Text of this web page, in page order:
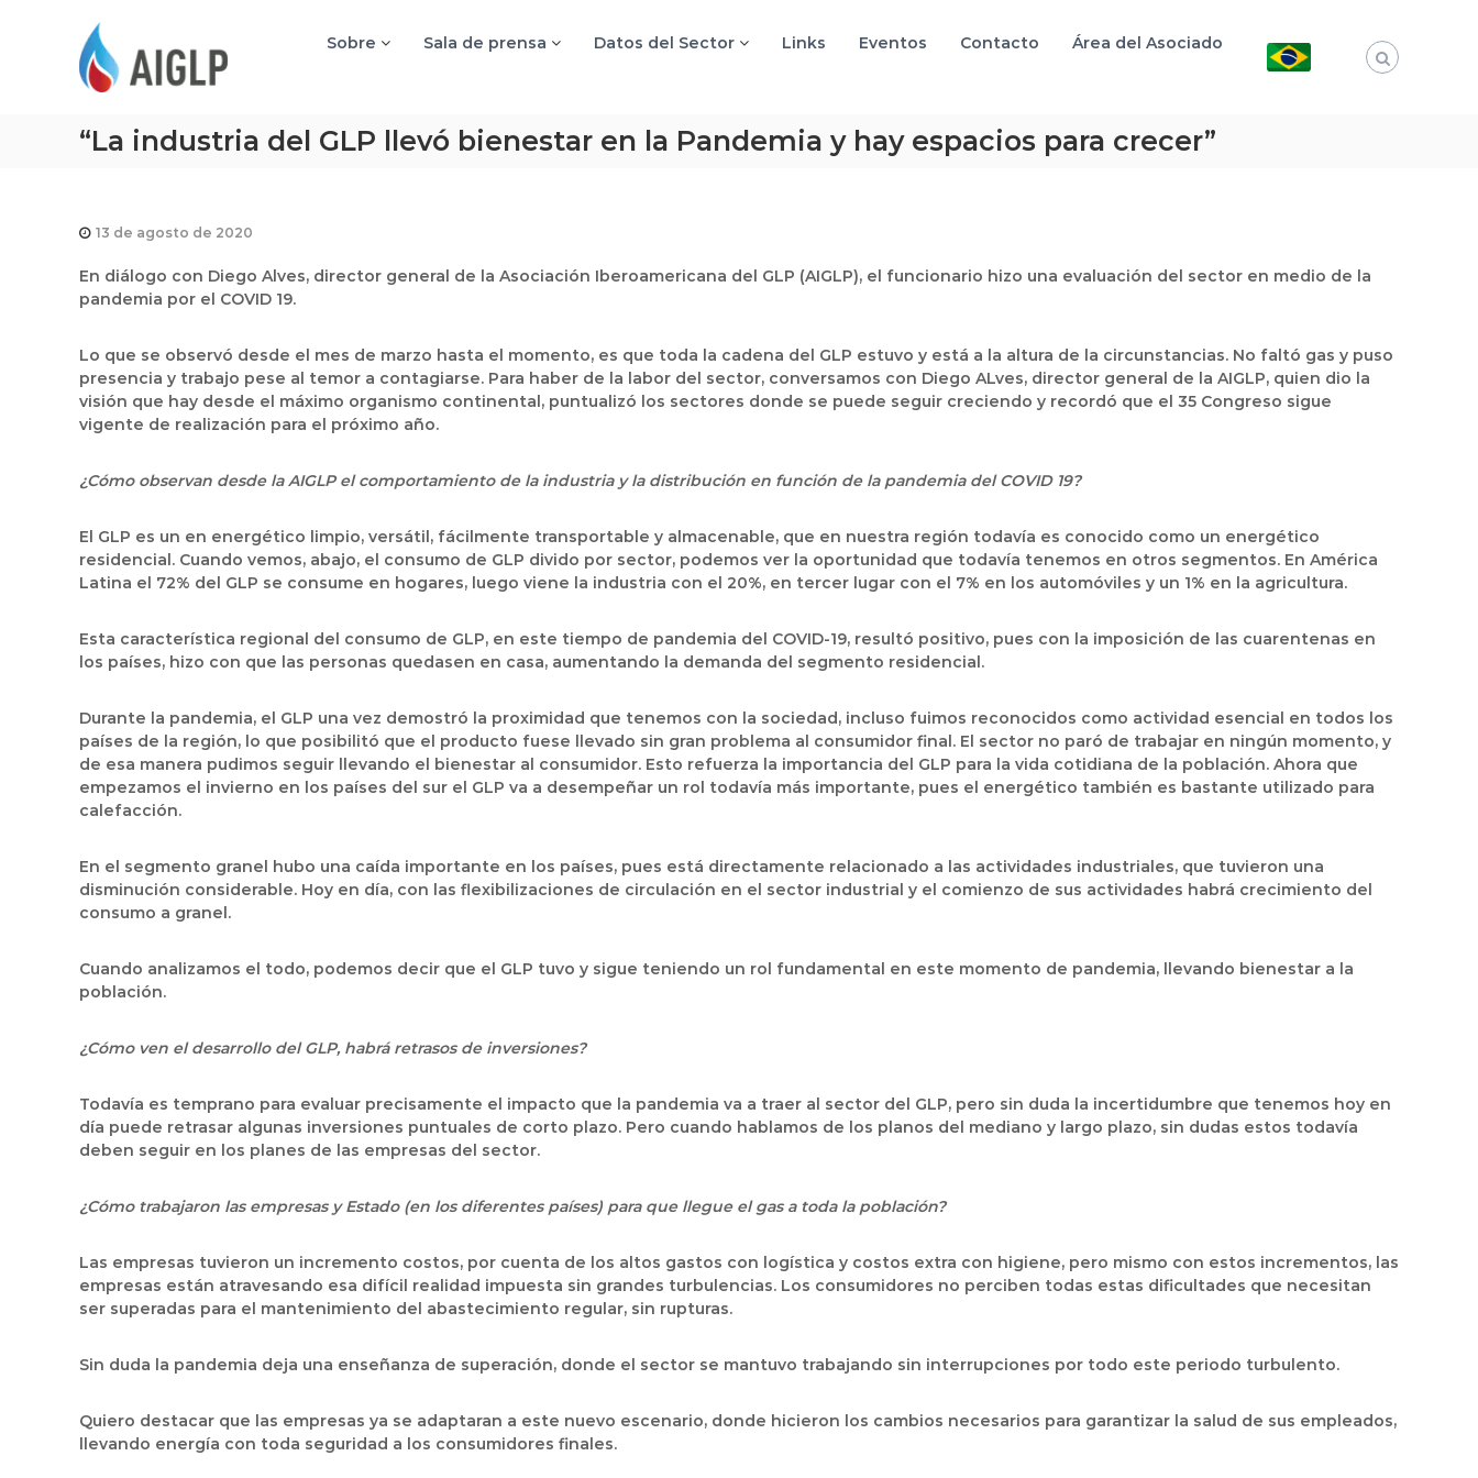
Sobre Sala de prensa Datos del Sector Links Eventos Contacto Área del Asociado
“La industria del GLP llevó bienestar en la Pandemia y hay espacios para crecer”
13 de agosto de 2020
En diálogo con Diego Alves, director general de la Asociación Iberoamericana del GLP (AIGLP), el funcionario hizo una evaluación del sector en medio de la
pandemia por el COVID 19.
Lo que se observó desde el mes de marzo hasta el momento, es que toda la cadena del GLP estuvo y está a la altura de la circunstancias. No faltó gas y puso
presencia y trabajo pese al temor a contagiarse. Para haber de la labor del sector, conversamos con Diego ALves, director general de la AIGLP, quien dio la
visión que hay desde el máximo organismo continental, puntualizó los sectores donde se puede seguir creciendo y recordó que el 35 Congreso sigue
vigente de realización para el próximo año.
¿Cómo observan desde la AIGLP el comportamiento de la industria y la distribución en función de la pandemia del COVID 19?
El GLP es un en energético limpio, versátil, fácilmente transportable y almacenable, que en nuestra región todavía es conocido como un energético
residencial. Cuando vemos, abajo, el consumo de GLP divido por sector, podemos ver la oportunidad que todavía tenemos en otros segmentos. En América
Latina el 72% del GLP se consume en hogares, luego viene la industria con el 20%, en tercer lugar con el 7% en los automóviles y un 1% en la agricultura.
Esta característica regional del consumo de GLP, en este tiempo de pandemia del COVID-19, resultó positivo, pues con la imposición de las cuarentenas en
los países, hizo con que las personas quedasen en casa, aumentando la demanda del segmento residencial.
Durante la pandemia, el GLP una vez demostró la proximidad que tenemos con la sociedad, incluso fuimos reconocidos como actividad esencial en todos los
países de la región, lo que posibilitó que el producto fuese llevado sin gran problema al consumidor final. El sector no paró de trabajar en ningún momento, y
de esa manera pudimos seguir llevando el bienestar al consumidor. Esto refuerza la importancia del GLP para la vida cotidiana de la población. Ahora que
empezamos el invierno en los países del sur el GLP va a desempeñar un rol todavía más importante, pues el energético también es bastante utilizado para
calefacción.
En el segmento granel hubo una caída importante en los países, pues está directamente relacionado a las actividades industriales, que tuvieron una
disminución considerable. Hoy en día, con las flexibilizaciones de circulación en el sector industrial y el comienzo de sus actividades habrá crecimiento del
consumo a granel.
Cuando analizamos el todo, podemos decir que el GLP tuvo y sigue teniendo un rol fundamental en este momento de pandemia, llevando bienestar a la
población.
¿Cómo ven el desarrollo del GLP, habrá retrasos de inversiones?
Todavía es temprano para evaluar precisamente el impacto que la pandemia va a traer al sector del GLP, pero sin duda la incertidumbre que tenemos hoy en
día puede retrasar algunas inversiones puntuales de corto plazo. Pero cuando hablamos de los planos del mediano y largo plazo, sin dudas estos todavía
deben seguir en los planes de las empresas del sector.
¿Cómo trabajaron las empresas y Estado (en los diferentes países) para que llegue el gas a toda la población?
Las empresas tuvieron un incremento costos, por cuenta de los altos gastos con logística y costos extra con higiene, pero mismo con estos incrementos, las
empresas están atravesando esa difícil realidad impuesta sin grandes turbulencias. Los consumidores no perciben todas estas dificultades que necesitan
ser superadas para el mantenimiento del abastecimiento regular, sin rupturas.
Sin duda la pandemia deja una enseñanza de superación, donde el sector se mantuvo trabajando sin interrupciones por todo este periodo turbulento.
Quiero destacar que las empresas ya se adaptaran a este nuevo escenario, donde hicieron los cambios necesarios para garantizar la salud de sus empleados,
llevando energía con toda seguridad a los consumidores finales.